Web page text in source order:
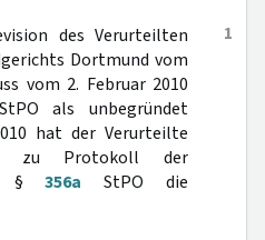
1
des Verurteilten
Dortmund vom
vom 2. Februar 2010
als unbegründet
hat der Verurteilte
zu Protokoll der
§356a StPO die